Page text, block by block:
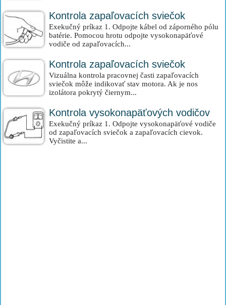
Kontrola zapaľovacích sviečok
Exekučný príkaz 1. Odpojte kábel od záporného pólu
batérie. Pomocou hrotu odpojte vysokonapäťové
vodiče od zapaľovacích...
Kontrola zapaľovacích sviečok
Vizuálna kontrola pracovnej časti zapaľovacích
sviečok môže indikovať stav motora. Ak je nos
izolátora pokrytý čiernym...
Kontrola vysokonapäťových vodičov
Exekučný príkaz 1. Odpojte vysokonapäťové vodiče
od zapaľovacích sviečok a zapaľovacích cievok.
Vyčistite a...